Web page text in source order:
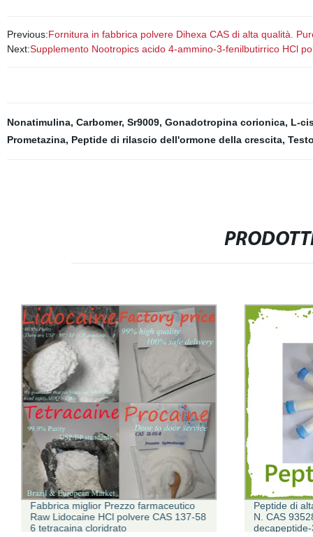
Previous:Fornitura in fabbrica polvere Dihexa CAS di alta qualità.
Next:Supplemento Nootropics acido 4-ammino-3-fenilbutirrico HCl
Nonatimulina, Carbomer, Sr9009, Gonadotropina corionica, L-
Prometazina, Peptide di rilascio dell'ormone della crescita,
Fabbrica miglior Prezzo farmaceutico
Raw Lidocaine HCl polvere CAS 137-58
6 tetracaina cloridrato
Peptide di
N. CAS